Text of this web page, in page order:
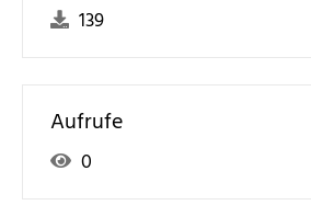
139
Aufrufe
0